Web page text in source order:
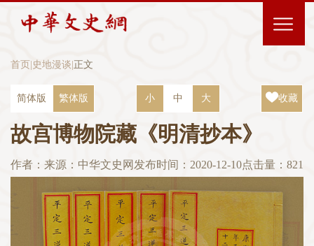
首页 史地漫谈 正文
简体版 繁体版 小 中 大 收藏
故宫博物院藏《明清抄本》
作者： 来源：中华文史网 发布时间：2020-12-10点击量： 821